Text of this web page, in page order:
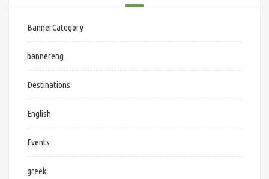
BannerCategory
bannereng
Destinations
English
Events
greek